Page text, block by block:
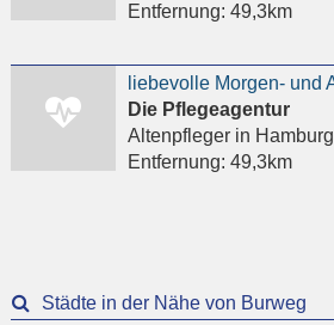
Entfernung: 49,3km
Die Pflegeagentur
Altenpflegerin Hamburg
Entfernung: 49,3km
Städte in der Nähe von Burweg